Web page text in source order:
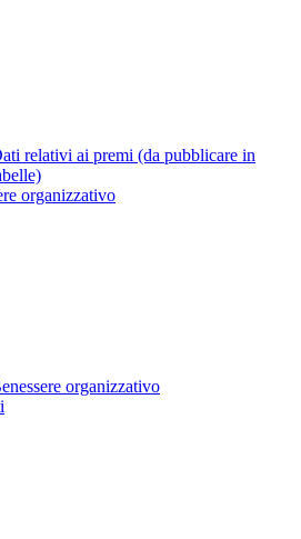
relativi ai premi (da pubblicare in
organizzativo
organizzativo